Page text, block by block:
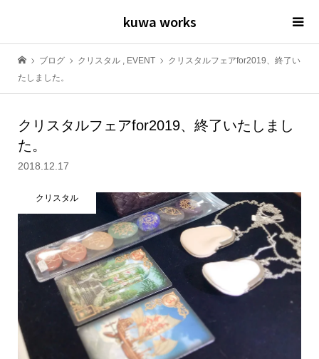
kuwa works
ブログ クリスタル , EVENT
クリスタルフェアfor2019、終了い
たしました。
クリスタルフェアfor2019、終了いたしまし
た。
2018.12.17
クリスタル